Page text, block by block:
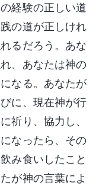
経験の正しい道
の道が正しけれ
るだろう。あな
、あなたは神の
なる。あなたが
に、現在神が行
祈り、協力し、
なったら、その
み食いしたこと
が神の言葉によ